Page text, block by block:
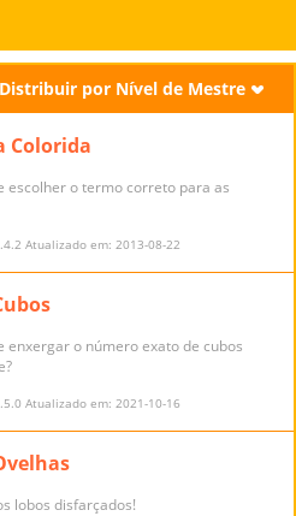
Distribuir por Nível de Mestre
Colorida
escolher o termo correto para as
Atualizado em: 2013-08-22
enxergar o número exato de cubos
Atualizado em: 2021-10-16
lobos disfarçados!